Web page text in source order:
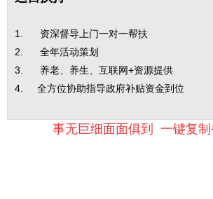
1. 资深督导上门一对一帮扶
2. 全年活动策划
3. 养老、养生、互联网+资源提供
4. 全方位协助指导政府补贴资金到位
事无巨细面面俱到 一键复制